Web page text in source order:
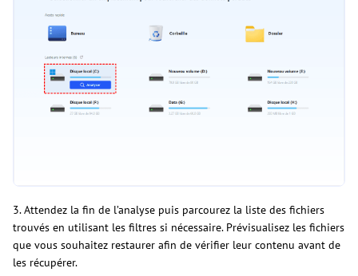
3. Attendez la fin de l’analyse puis parcourez la liste des fichiers
trouvés en utilisant les filtres si nécessaire. Prévisualisez les fichiers
que vous souhaitez restaurer afin de vérifier leur contenu avant de
les récupérer.